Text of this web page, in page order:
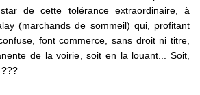
de cette tolérance extraordinaire, à
(marchands de sommeil) qui, profitant
font commerce, sans droit ni titre,
de la voirie, soit en la louant... Soit,